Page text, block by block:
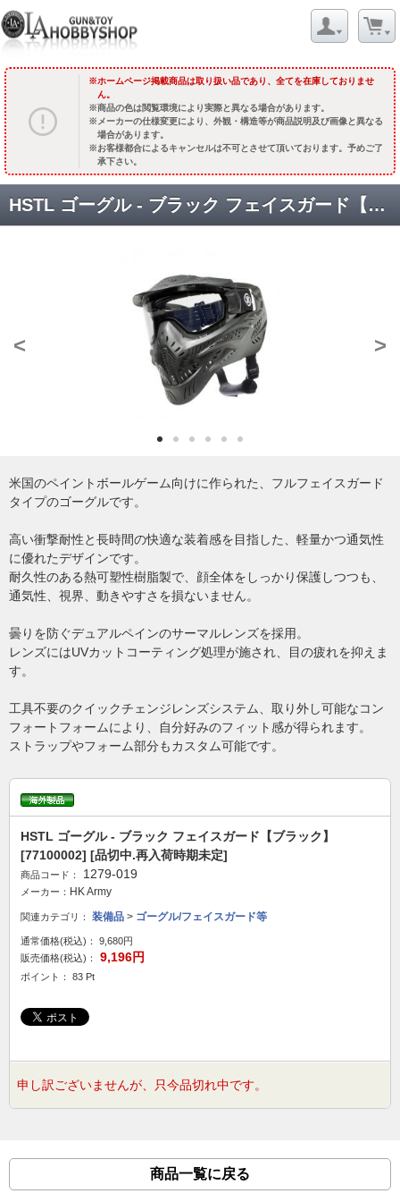
ホームページ掲載商品は取り扱い品であり、全てを在庫しておりませ
ん。
商品の色は閲覧環境により実際と異なる場合があります。
メーカーの仕様変更により、外観・構造等が商品説明及び画像と異なる
場合があります。
お客様都合によるキャンセルは不可とさせて頂いております。予めご了
承下さい。
HSTL ゴーグル - ブラック フェイスガード【ブラック】[77100002] [品切中.再入荷時期未定]
< >
米国のペイントボールゲーム向けに作られた、フルフェイスガード
タイプのゴーグルです。
高い衝撃耐性と長時間の快適な装着感を目指した、軽量かつ通気性
に優れたデザインです。
耐久性のある熱可塑性樹脂製で、顔全体をしっかり保護しつつも、
通気性、視界、動きやすさを損ないません。
曇りを防ぐデュアルペインのサーマルレンズを採用。
レンズにはUVカットコーティング処理が施され、目の疲れを抑えま
す。
工具不要のクイックチェンジレンズシステム、取り外し可能なコン
フォートフォームにより、自分好みのフィット感が得られます。
ストラップやフォーム部分もカスタム可能です。
HSTL ゴーグル - ブラック フェイスガード【ブラック】
[77100002] [品切中.再入荷時期未定]
商品コード： 1279-019
メーカー： HK Army
関連カテゴリ： 装備品 > ゴーグル/フェイスガード等
通常価格(税込)：
9,680円
販売価格(税込)：
9,196円
ポイント： 83 Pt
申し訳ございませんが、只今品切れ中です。
商品一覧に戻る